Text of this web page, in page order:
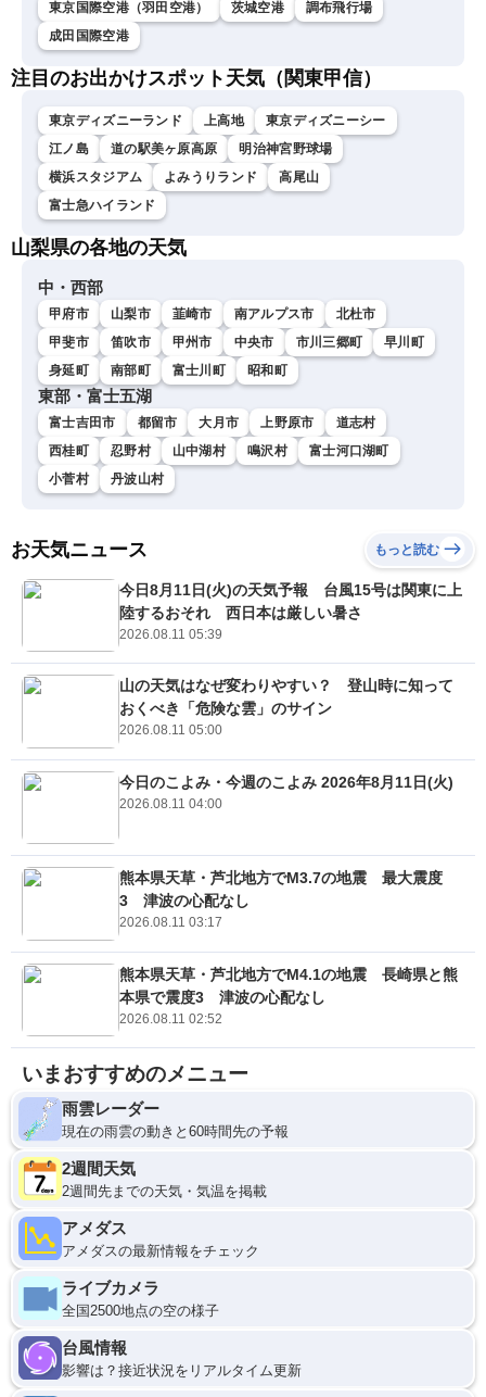
東京国際空港（羽田空港） 茨城空港
調布飛行場
成田国際空港
注目のお出かけスポット天気（関東甲信）
東京ディズニーランド 上高地
東京ディズニーシー
江ノ島
道の駅美ヶ原高原
明治神宮野球場
横浜スタジアム
よみうりランド
高尾山
富士急ハイランド
山梨県の各地の天気
中・西部
甲府市 山梨市 韮崎市 南アルプス市
北杜市
甲斐市
笛吹市 甲州市 中央市 市川三郷町
早川町
身延町
南部町 富士川町 昭和町
東部・富士五湖
富士吉田市 都留市 大月市 上野原市
道志村
西桂町
忍野村 山中湖村 鳴沢村
富士河口湖町
小菅村
丹波山村
お天気ニュース もっと読む
今日8月11日(火)の天気予報 台風15号は関東に上
陸するおそれ 西日本は厳しい暑さ
2026.08.11 05:39
山の天気はなぜ変わりやすい？ 登山時に知って
おくべき「危険な雲」のサイン
2026.08.11 05:00
今日のこよみ・今週のこよみ 2026年8月11日(火)
2026.08.11 04:00
熊本県天草・芦北地方でM3.7の地震 最大震度
3 津波の心配なし
2026.08.11 03:17
熊本県天草・芦北地方でM4.1の地震 長崎県と熊
本県で震度3 津波の心配なし
2026.08.11 02:52
いまおすすめのメニュー
雨雲レーダー
現在の雨雲の動きと60時間先の予報
2週間天気
2週間先までの天気・気温を掲載
アメダス
アメダスの最新情報をチェック
ライブカメラ
全国2500地点の空の様子
台風情報
影響は？接近状況をリアルタイム更新